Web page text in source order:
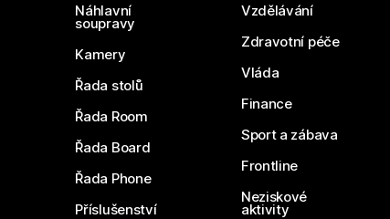
Náhlavní
soupravy
Kamery
Řada stolů
Řada Room
Řada Board
Řada Phone
Příslušenství
Vzdělávání
Zdravotní péče
Vláda
Finance
Sport a zábava
Frontline
Neziskové
aktivity